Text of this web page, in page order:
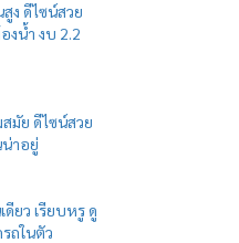
ง ดีไซน์สวย
งน้ำ งบ 2.2
มัย ดีไซน์สวย
าอยู่
ยว เรียบหรู ดู
ถในตัว